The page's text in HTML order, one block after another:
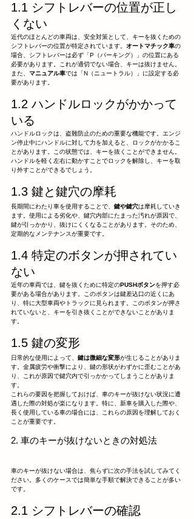
1.1 シフトレバーの位置が正し
くない
近代のほとんどの車両は、安全対策として、キーを抜くための
シフトレバーの位置が特定されています。 オートマチック車の
場合、シフトレバーは必ず「P（パーキング）」の位置にある
必要があります。これが適切でない場合、キーは抜けません。
また、 マニュアル車では「N（ニュートラル）」に設定する必
要があります。
1.2 ハンドルロックがかかって
いる
ハンドルロックは、盗難防止のための重要な機能です。エンジ
ン停止中にハンドルに対して力を加えると、ロックがかかるこ
とがあります。この状態では、キーを抜くことができません。
ハンドルを軽く左右に動かすことでロックを解除し、キーを取
り外すことができるでしょう。
1.3 鍵と鍵穴の摩耗
長期間にわたり車を使用することで、 鍵や鍵穴は摩耗していき
ます。使用による劣化や、鍵穴内部にたまった汚れが原因で、
鍵が引っかかり、抜けにくくなることがあります。そのため、
定期的なメンテナンスが重要です。
1.4 特定のボタンが押されてい
ない
近年の車両では、鍵を抜くために特定のPUSHボタンを押す必
要がある場合があります。このボタンは鍵差込口の近くにあ
り、特に大型車両やトラックに見られます。このボタンが押さ
れていないと、キーを引き抜くことができないことがありま
す。
1.5 鍵の変形
日常的な使用によって、 鍵は微細な変形が生じることがありま
す。金属疲労や衝撃により、鍵の形状がわずかに歪むことがあ
り、これが原因で鍵穴内で引っかかってしまうことがありま
す。
これらの要因を把握しておけば、車のキーが抜けない状況に遭
遇した際の対処が楽になります。特に、新車を購入した際や、
長く使用している車の場合には、これらの原因を理解しておく
ことが重要です。
2. 車のキーが抜けないときの対処法
車のキーが抜けない場合は、焦らずに次の手法を試してみてく
ださい。多くのケースでは簡単な手順で解決できることが多い
です。
2.1 シフトレバーの確認